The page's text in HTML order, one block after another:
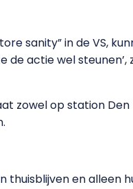
sanity” in de VS,
actie wel
zowel op station
en alleen